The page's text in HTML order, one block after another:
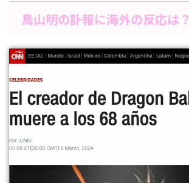
鳥山明の訃報に海外の反応は？